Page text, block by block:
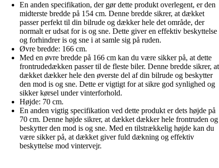
En anden specifikation, der gør dette produkt overlegent, er den
midterste bredde på 154 cm. Denne bredde sikrer, at dækket
passer perfekt til din bilrude og dækker hele det område, der
normalt er udsat for is og sne. Dette giver en effektiv beskyttelse
og forhindrer is og sne i at samle sig på ruden.
Øvre bredde: 166 cm.
Med en øvre bredde på 166 cm kan du være sikker på, at dette
frontrudedækken passer til de fleste biler. Denne bredde sikrer, at
dækket dækker hele den øverste del af din bilrude og beskytter
den mod is og sne. Dette er vigtigt for at sikre god synlighed og
sikker kørsel under vinterforhold.
Højde: 70 cm.
En anden vigtig specifikation ved dette produkt er dets højde på
70 cm. Denne højde sikrer, at dækket dækker hele frontruden og
beskytter den mod is og sne. Med en tilstrækkelig højde kan du
være sikker på, at dækket giver fuld dækning og effektiv
beskyttelse mod vintervejr.